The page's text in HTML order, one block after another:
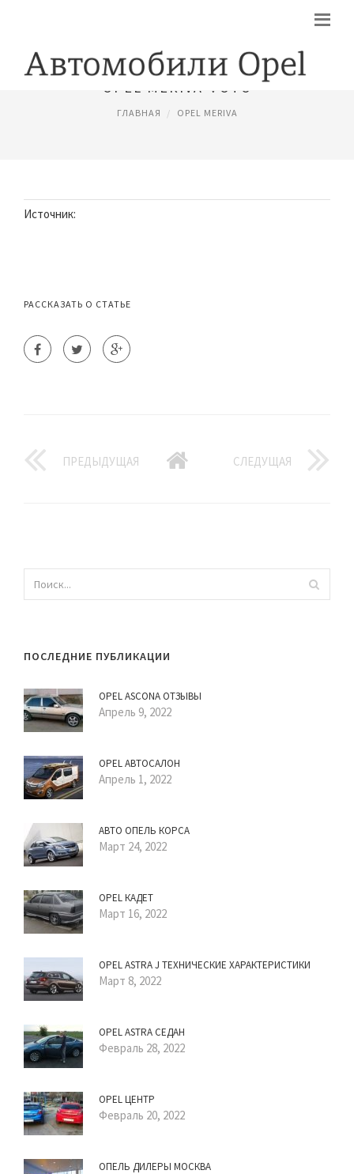
OPEL MERIVA ФОТО
ГЛАВНАЯ OPEL MERIVA
Источник:
РАССКАЗАТЬ О СТАТЬЕ
ПРЕДЫДУЩАЯ СЛЕДУЩАЯ
ПОСЛЕДНИЕ ПУБЛИКАЦИИ
OPEL ASCONA ОТЗЫВЫ
Апрель 9, 2022
OPEL АВТОСАЛОН
Апрель 1, 2022
АВТО ОПЕЛЬ КОРСА
Март 24, 2022
OPEL КАДЕТ
Март 16, 2022
OPEL ASTRA J ТЕХНИЧЕСКИЕ ХАРАКТЕРИСТИКИ
Март 8, 2022
OPEL ASTRA СЕДАН
Февраль 28, 2022
OPEL ЦЕНТР
Февраль 20, 2022
ОПЕЛЬ ДИЛЕРЫ МОСКВА